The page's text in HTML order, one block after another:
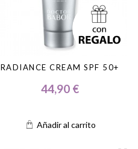
RADIANCE CREAM SPF 50+
44,90 €
Añadir al carrito